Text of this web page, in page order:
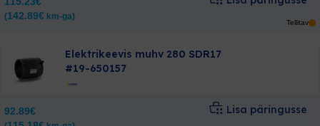
(142.89€ km-ga)
Tellitav
Elektrikeevis muhv 280 SDR17
#19-650157
92.89€ Lisa päringusse